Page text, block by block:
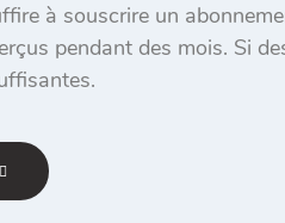
à souscrire un
pendant des mois. Si